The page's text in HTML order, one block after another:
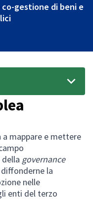
gestione di beni e
a mappare e mettere
governance
la
nelle
enti del terzo